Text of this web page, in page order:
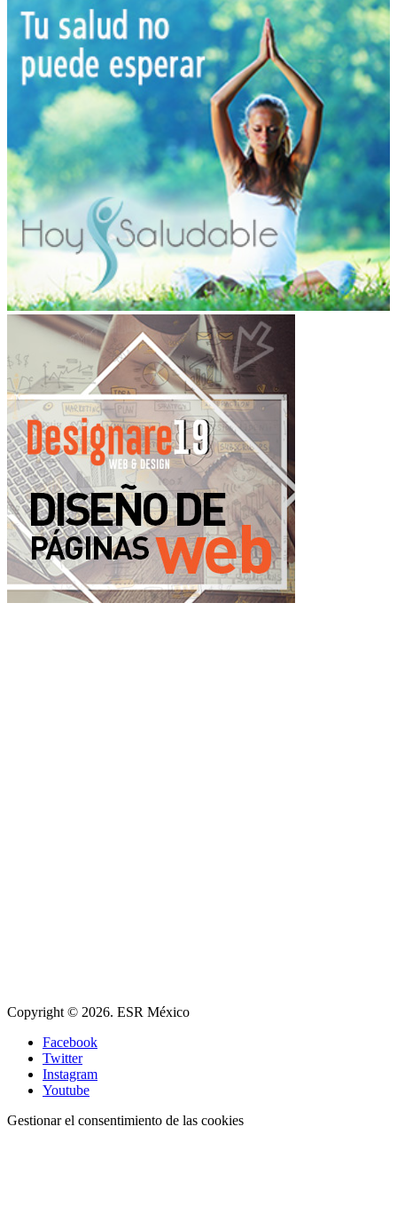
Copyright © 2026. ESR México
Facebook
Twitter
Instagram
Youtube
Gestionar el consentimiento de las cookies